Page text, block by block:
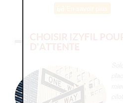
CHOISIR IZYFIL
D'ATTENTE